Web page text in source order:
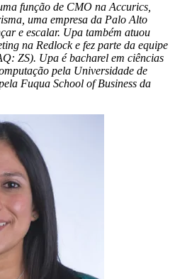
função de CMO na Accurics,
uma empresa da Palo Alto
e escalar. Upa também atuou
na Redlock e fez parte da equipe
ZS). Upa é bacharel em ciências
pela Universidade de
Fuqua School of Business da